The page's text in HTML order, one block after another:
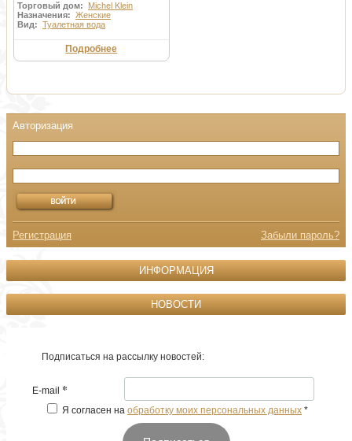
Торговый дом: Michel Klein
Назначения: Женские
Вид: Туалетная вода
Подробнее
Регистрация Забыли пароль?
ИНФОРМАЦИЯ
НОВОСТИ
Подписаться на рассылку новостей:
E-mail *
Я согласен на обработку моих персональных данных *